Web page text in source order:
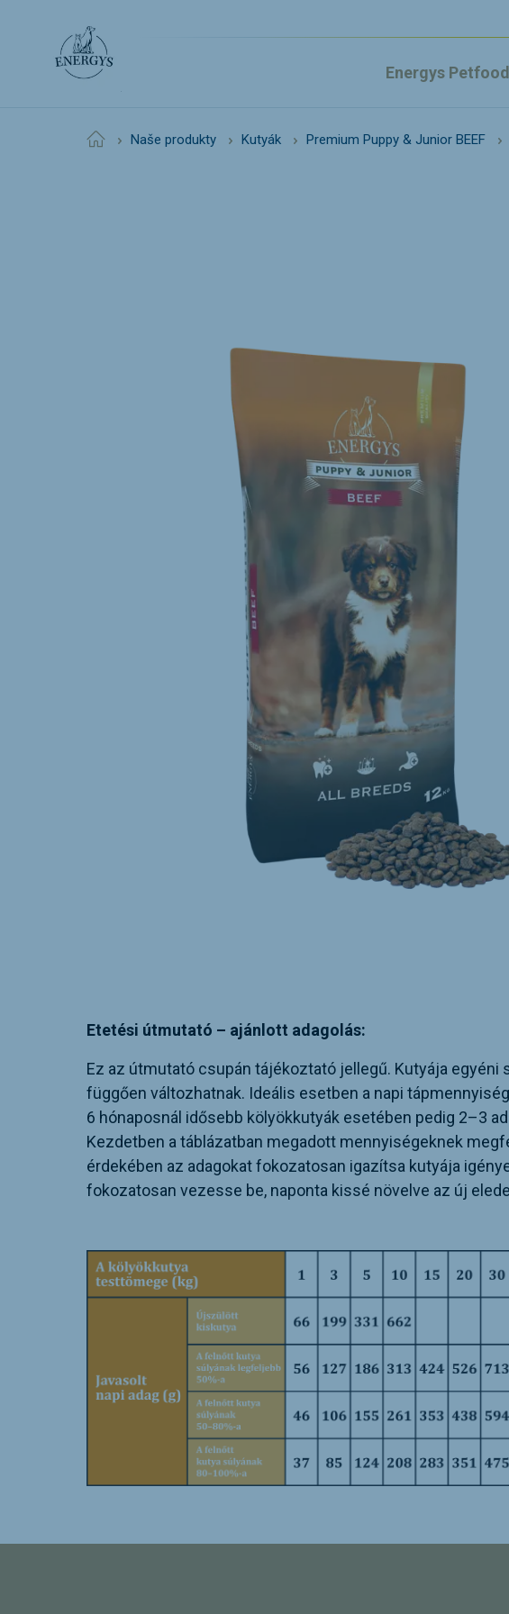
Energys Petfood
Home Naše produkty Kutyák Premium Puppy & Junior BEEF
Etetési útmutató – ajánlott adagolás:
Ez az útmutató csupán tájékoztató jellegű. Kutyája
függően változhatnak. Ideális esetben a napi
6 hónaposnál idősebb kölyökkutyák esetében pedig 2–3
Kezdetben a táblázatban megadott mennyiségeknek
érdekében az adagokat fokozatosan igazítsa kutyája
fokozatosan vezesse be, naponta kissé növelve az új